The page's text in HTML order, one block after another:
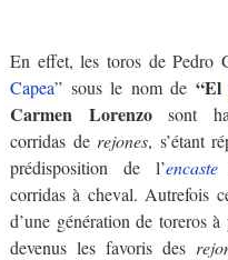
En effet, les toros de Pedro
Capea” sous le nom de “El
Carmen Lorenzosont
corridas de rejones, s’étant
prédisposition de l’encaste
corridas à cheval. Autrefois
d’une génération de toreros
devenus les favoris des